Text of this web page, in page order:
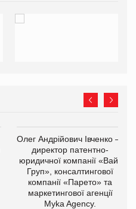
Олег Андрійович Івченко —
директор патентно-
юридичної компанії «Вайз
Груп», консалтингової
компанії «Парето» та
маркетингової агенції
Myka Agency.